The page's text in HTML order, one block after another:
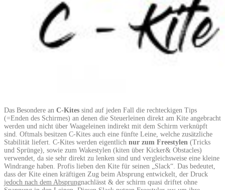
Das Besondere an C-Kites sind auf jeden Fall die rechteckigen Tips
(=Enden des Schirmes) an denen die Steuerleinen direkt am Kite angebracht
werden und nicht über Waageleinen indirekt mit dem Schirm verknüpft
sind. Oftmals besitzen C-Kites auch eine fünfte Leine, welche zusätzliche
Stabilität liefert. C-Kites werden eigentlich nur zum Freestylen (Tricks
und Sprünge), sowie zum Wakestylen (kiten über Kicker& Obstacles)
verwendet, da sie sehr direkt zu lenken sind und vergleichsweise eine kleine
Windrange haben. Profis lieben den Kite für seinen „Slack“. Das bedeutet,
dass der Kite einen kräftigen Zug beim Absprung entwickelt, der Druck
jedoch nach dem Absprungnachlässt & der schirm quasi driftet ohne